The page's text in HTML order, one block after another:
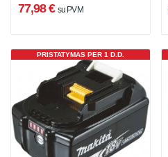
77,98 € su PVM
PRISTATYMAS PER 1 D.D.